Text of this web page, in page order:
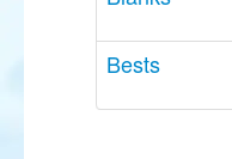
Bests